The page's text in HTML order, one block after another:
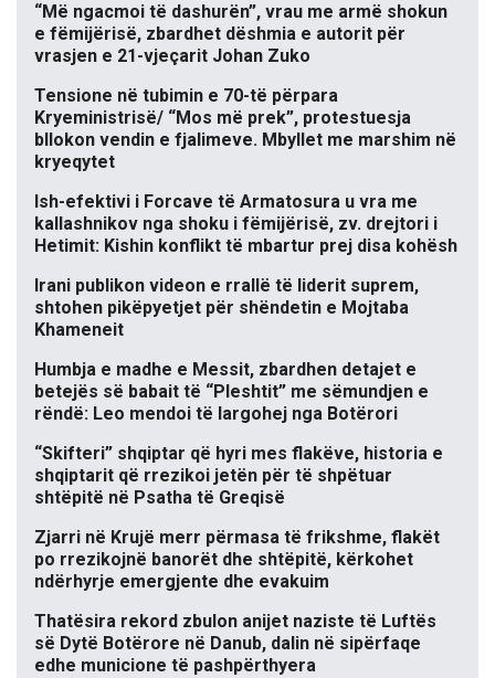
“Më ngacmoi të dashurën”, vrau me armë shokun
e fëmijërisë, zbardhet dëshmia e autorit për
vrasjen e 21-vjeçarit Johan Zuko
Tensione në tubimin e 70-të përpara
Kryeministrisë/ “Mos më prek”, protestuesja
bllokon vendin e fjalimeve. Mbyllet me marshim në
kryeqytet
Ish-efektivi i Forcave të Armatosura u vra me
kallashnikov nga shoku i fëmijërisë, zv. drejtori i
Hetimit: Kishin konflikt të mbartur prej disa kohësh
Irani publikon videon e rrallë të liderit suprem,
shtohen pikëpyetjet për shëndetin e Mojtaba
Khameneit
Humbja e madhe e Messit, zbardhen detajet e
betejës së babait të “Pleshtit” me sëmundjen e
rëndë: Leo mendoi të largohej nga Botërori
“Skifteri” shqiptar që hyri mes flakëve, historia e
shqiptarit që rrezikoi jetën për të shpëtuar
shtëpitë në Psatha të Greqisë
Zjarri në Krujë merr përmasa të frikshme, flakët
po rrezikojnë banorët dhe shtëpitë, kërkohet
ndërhyrje emergjente dhe evakuim
Thatësira rekord zbulon anijet naziste të Luftës
së Dytë Botërore në Danub, dalin në sipërfaqe
edhe municione të pashpërthyera